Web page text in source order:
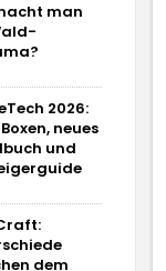
man
2026:
neues
und
dem